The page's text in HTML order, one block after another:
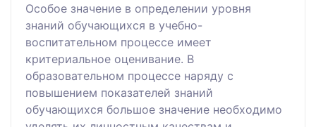
Особое значение в определении уровня
знаний обучающихся в учебно-
воспитательном процессе имеет
критериальное оценивание. В
образовательном процессе наряду с
повышением показателей знаний
обучающихся большое значение необходимо